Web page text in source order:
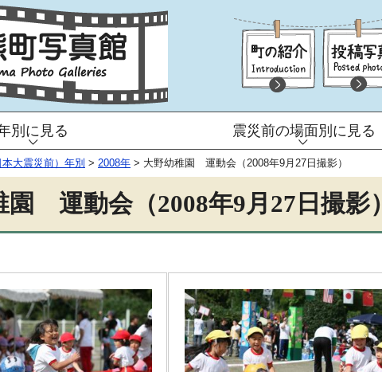
別に見る 震災前の場面別に見る
本大震災前）年別 > 2008年 > 大野幼稚園 運動会（2008年9月27日撮影）
園 運動会（2008年9月27日撮影）